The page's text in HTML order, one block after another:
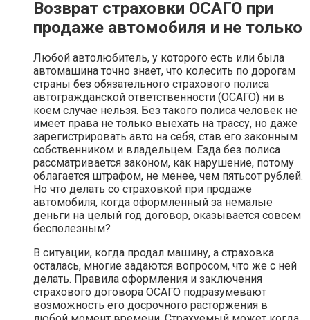
Возврат страховки ОСАГО при
продаже автомобиля и не только
Любой автолюбитель, у которого есть или была
автомашина точно знает, что колесить по дорогам
страны без обязательного страхового полиса
автогражданской ответственности (ОСАГО) ни в
коем случае нельзя. Без такого полиса человек не
имеет права не только выехать на трассу, но даже
зарегистрировать авто на себя, став его законным
собственником и владельцем. Езда без полиса
рассматривается законом, как нарушение, потому
облагается штрафом, не менее, чем пятьсот рублей.
Но что делать со страховкой при продаже
автомобиля, когда оформленный за немалые
деньги на целый год договор, оказывается совсем
бесполезным?
В ситуации, когда продал машину, а страховка
осталась, многие задаются вопросом, что же с ней
делать. Правила оформления и заключения
страхового договора ОСАГО подразумевают
возможность его досрочного расторжения в